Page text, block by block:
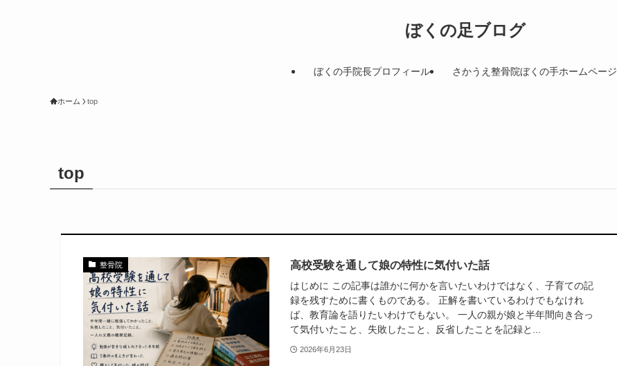
ぼくの足ブログ
ぼくの手院長プロフィール さかうえ整骨院ぼくの手ホームページ
ホーム top
top
整骨院 高校受験を通して娘の特性に気付いた話
はじめに この記事は誰かに何かを言いたいわけではなく、子育ての記
録を残すために書くものである。 正解を書いているわけでもなけれ
ば、教育論を語りたいわけでもない。 一人の親が娘と半年間向き合っ
て気付いたこと、失敗したこと、反省したことを記録と...
2026年6月23日